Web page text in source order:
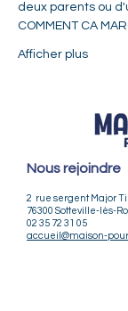
deux parents ou
COMMENT CA
Afficher plus
Nous rejoindre
2 rue sergent Major
76300 Sotteville-lès-
02 35 72 31 05
accueil@maison-